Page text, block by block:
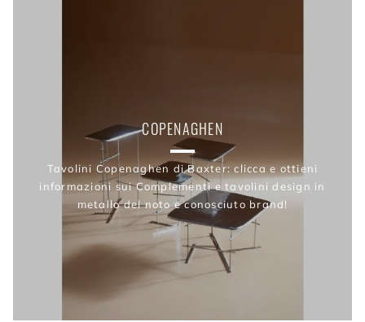
COPENAGHEN
Tavolini Copenaghen di Baxter: clicca e ottieni
informazioni sui Complementi e tavolini design in
metallo del noto e conosciuto brand!